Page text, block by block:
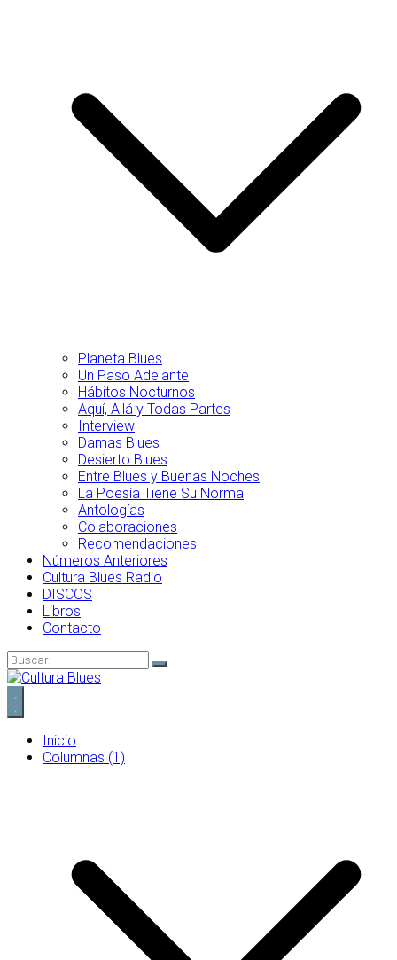
Planeta Blues
Un Paso Adelante
Hábitos Nocturnos
Aquí, Allá y Todas Partes
Interview
Damas Blues
Desierto Blues
Entre Blues y Buenas Noches
La Poesía Tiene Su Norma
Antologías
Colaboraciones
Recomendaciones
Números Anteriores
Cultura Blues Radio
DISCOS
Libros
Contacto
Inicio
Columnas (1)